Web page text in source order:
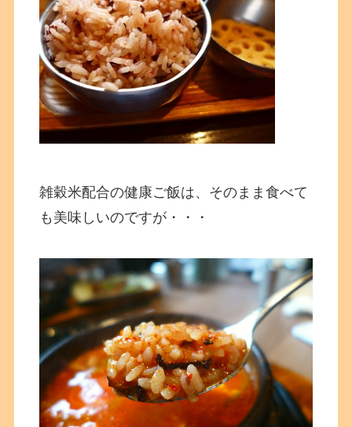
雑穀米配合の健康ご飯は、そのまま食べて
も美味しいのですが・・・